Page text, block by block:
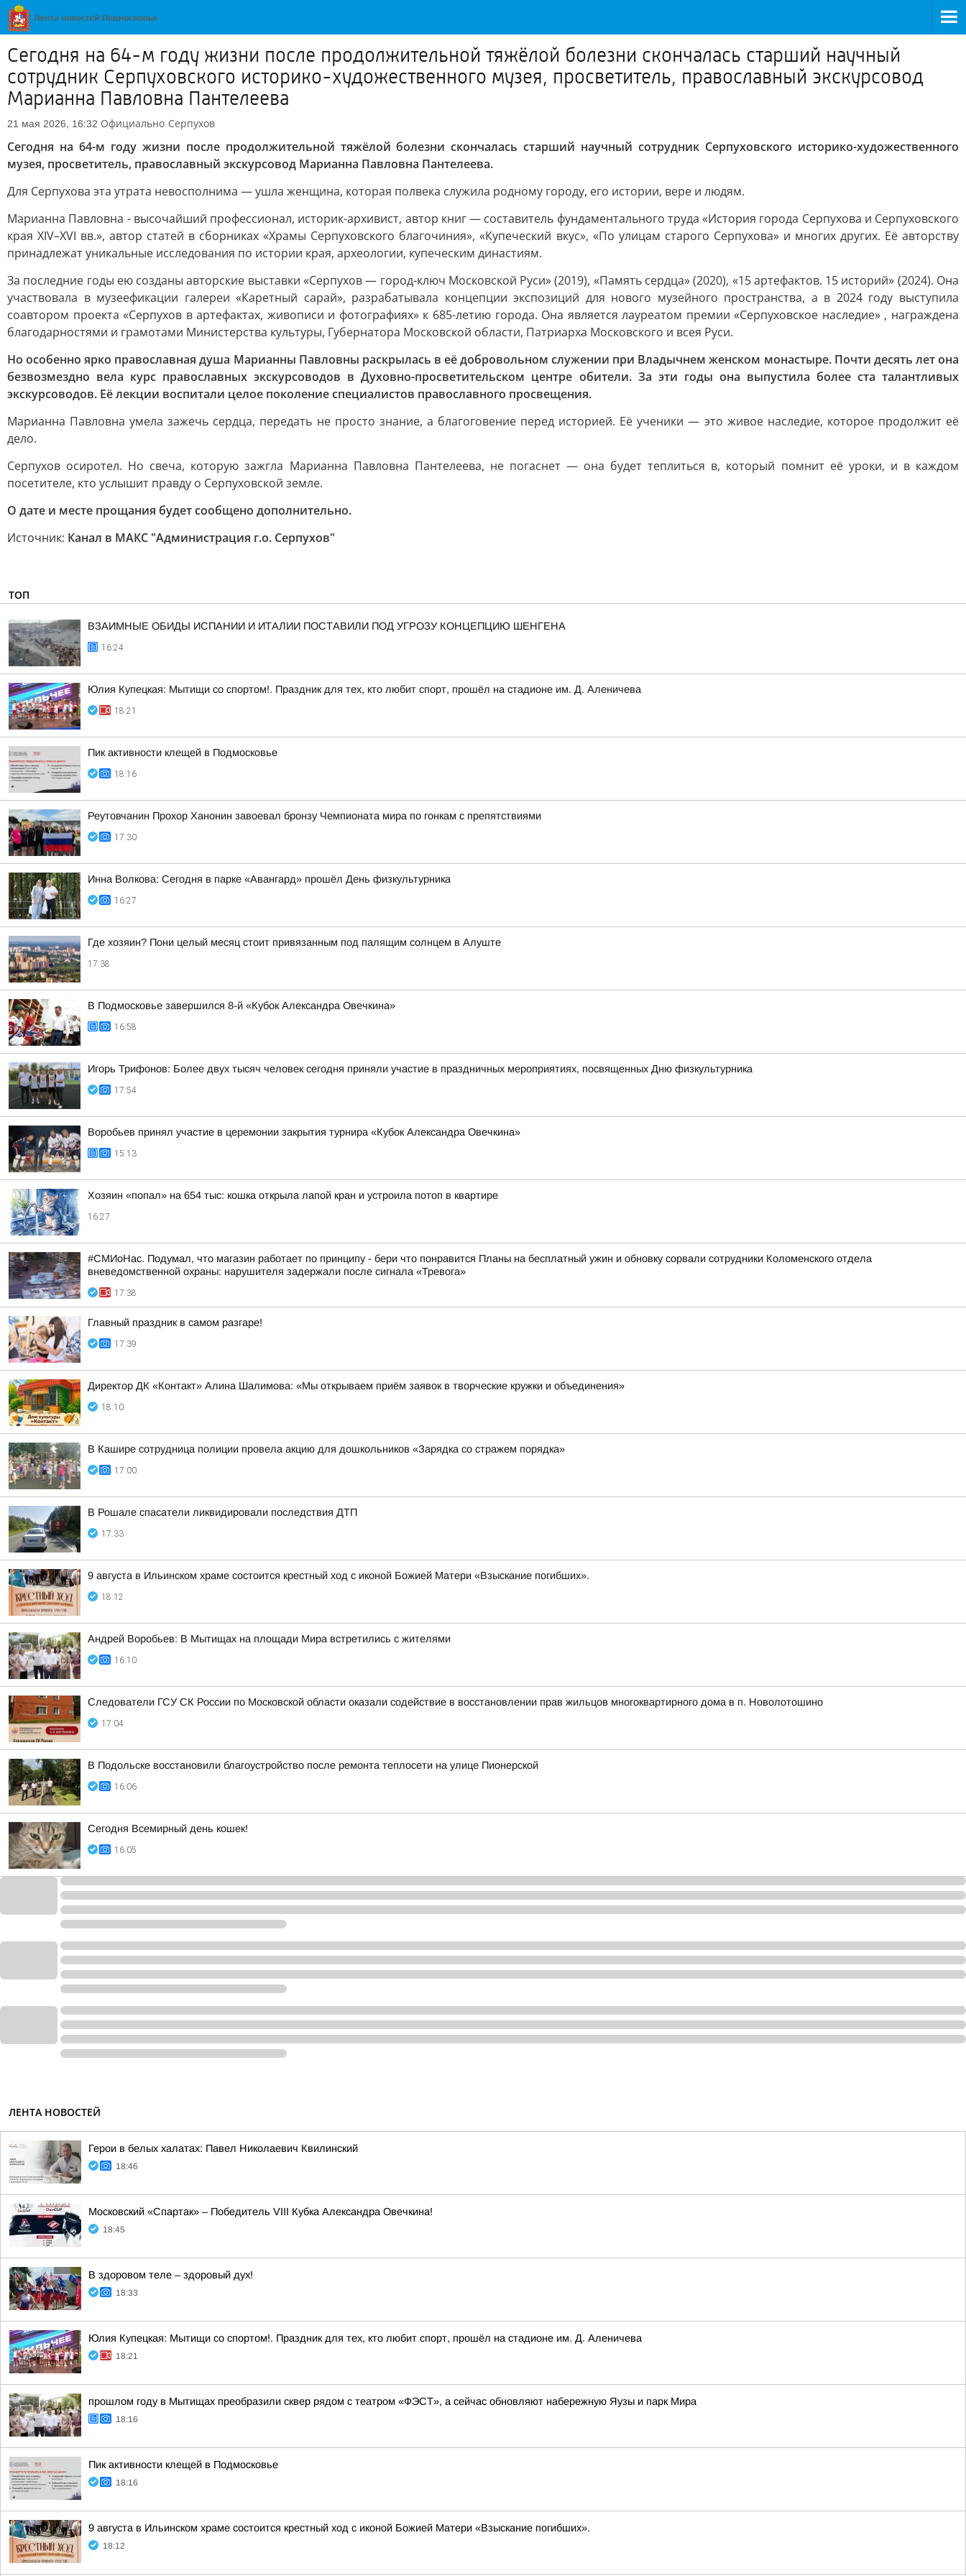
Сегодня на 64-м году жизни после продолжительной тяжёлой болезни скончалась старший научный
сотрудник Серпуховского историко-художественного музея, просветитель, православный экскурсовод
Марианна Павловна Пантелеева
21 мая 2026, 16:32 Официально Серпухов
Сегодня на 64-м году жизни после продолжительной тяжёлой болезни скончалась старший научный сотрудник Серпуховского историко-художественного
музея, просветитель, православный экскурсовод Марианна Павловна Пантелеева.
Для Серпухова эта утрата невосполнима — ушла женщина, которая полвека служила родному городу, его истории, вере и людям.
Марианна Павловна - высочайший профессионал, историк-архивист, автор книг — составитель фундаментального труда «История города Серпухова и Серпуховского
края XIV–XVI вв.», автор статей в сборниках «Храмы Серпуховского благочиния», «Купеческий вкус», «По улицам старого Серпухова» и многих других. Её авторству
принадлежат уникальные исследования по истории края, археологии, купеческим династиям.
За последние годы ею созданы авторские выставки «Серпухов — город-ключ Московской Руси» (2019), «Память сердца» (2020), «15 артефактов. 15 историй» (2024). Она
участвовала в музеефикации галереи «Каретный сарай», разрабатывала концепции экспозиций для нового музейного пространства, а в 2024 году выступила
соавтором проекта «Серпухов в артефактах, живописи и фотографиях» к 685-летию города. Она является лауреатом премии «Серпуховское наследие» , награждена
благодарностями и грамотами Министерства культуры, Губернатора Московской области, Патриарха Московского и всея Руси.
Но особенно ярко православная душа Марианны Павловны раскрылась в её добровольном служении при Владычнем женском монастыре. Почти десять лет она
безвозмездно вела курс православных экскурсоводов в Духовно-просветительском центре обители. За эти годы она выпустила более ста талантливых
экскурсоводов. Её лекции воспитали целое поколение специалистов православного просвещения.
Марианна Павловна умела зажечь сердца, передать не просто знание, а благоговение перед историей. Её ученики — это живое наследие, которое продолжит её
дело.
Серпухов осиротел. Но свеча, которую зажгла Марианна Павловна Пантелеева, не погаснет — она будет теплиться в, который помнит её уроки, и в каждом
посетителе, кто услышит правду о Серпуховской земле.
О дате и месте прощания будет сообщено дополнительно.
Источник: Канал в МАКС "Администрация г.о. Серпухов"
ТОП
ВЗАИМНЫЕ ОБИДЫ ИСПАНИИ И ИТАЛИИ ПОСТАВИЛИ ПОД УГРОЗУ КОНЦЕПЦИЮ ШЕНГЕНА
16:24
Юлия Купецкая: Мытищи со спортом!. Праздник для тех, кто любит спорт, прошёл на стадионе им. Д. Аленичева
18:21
Пик активности клещей в Подмосковье
18:16
Реутовчанин Прохор Ханонин завоевал бронзу Чемпионата мира по гонкам с препятствиями
17:30
Инна Волкова: Сегодня в парке «Авангард» прошёл День физкультурника
16:27
Где хозяин? Пони целый месяц стоит привязанным под палящим солнцем в Алуште
17:38
В Подмосковье завершился 8-й «Кубок Александра Овечкина»
16:58
Игорь Трифонов: Более двух тысяч человек сегодня приняли участие в праздничных мероприятиях, посвященных Дню физкультурника
17:54
Воробьев принял участие в церемонии закрытия турнира «Кубок Александра Овечкина»
15:13
Хозяин «попал» на 654 тыс: кошка открыла лапой кран и устроила потоп в квартире
16:27
#СМИоНас. Подумал, что магазин работает по принципу - бери что понравится Планы на бесплатный ужин и обновку сорвали сотрудники Коломенского отдела
вневедомственной охраны: нарушителя задержали после сигнала «Тревога»
17:38
Главный праздник в самом разгаре!
17:39
Директор ДК «Контакт» Алина Шалимова: «Мы открываем приём заявок в творческие кружки и объединения»
18:10
В Кашире сотрудница полиции провела акцию для дошкольников «Зарядка со стражем порядка»
17:00
В Рошале спасатели ликвидировали последствия ДТП
17:33
9 августа в Ильинском храме состоится крестный ход с иконой Божией Матери «Взыскание погибших».
18:12
Андрей Воробьев: В Мытищах на площади Мира встретились с жителями
16:10
Следователи ГСУ СК России по Московской области оказали содействие в восстановлении прав жильцов многоквартирного дома в п. Новолотошино
17:04
В Подольске восстановили благоустройство после ремонта теплосети на улице Пионерской
16:06
Сегодня Всемирный день кошек!
16:05
ЛЕНТА НОВОСТЕЙ
Герои в белых халатах: Павел Николаевич Квилинский
18:46
Московский «Спартак» – Победитель VIII Кубка Александра Овечкина!
18:45
В здоровом теле – здоровый дух!
18:33
Юлия Купецкая: Мытищи со спортом!. Праздник для тех, кто любит спорт, прошёл на стадионе им. Д. Аленичева
18:21
прошлом году в Мытищах преобразили сквер рядом с театром «ФЭСТ», а сейчас обновляют набережную Яузы и парк Мира
18:16
Пик активности клещей в Подмосковье
18:16
9 августа в Ильинском храме состоится крестный ход с иконой Божией Матери «Взыскание погибших».
18:12